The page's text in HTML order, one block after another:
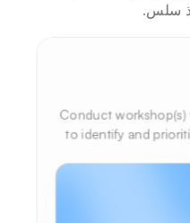
سلس.
Conduct
to identify and